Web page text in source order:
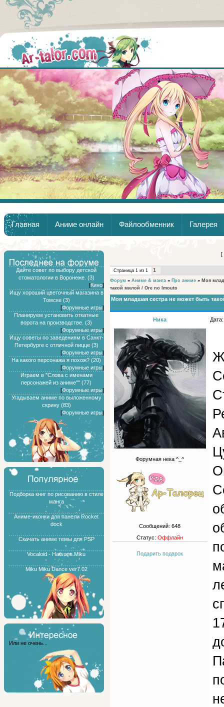
Главная
Аниме
Главная Аниме онлайн Файлообменник Галерея
Дайте совет по выбору детской
стоматологии в Воронеже. (3)
[Кино]
Ищу хороший цветочный магазина в
Томске (3)
[Форумные игры]
Планируем установить откатные
ворота на производстве. (3)
[Форумные игры]
Ищу советы по заведениям в Санкт-
Петербурге с отличной пицце (3)
[Форумные игры]
На какого персонажа я похож? (20)
[Форумные игры]
Играем в "Слова с именами
персонажей из аниме"" (77)
[Форумные игры]
Угадываем аниме по выложенному
скрину (83)
[Форумные игры]
Подборка книг по рисованию в стиле
манга
Аниме-иконки для панели Rocket
dock
Скачать аниме темы для PSP
Vocaloid - Hatsune Miku
Miku Miku Dance ver7.02
Или не очень...
[
Страница 1 из 1 1
Форум » Аниме & манга » Про аниме » Моя
такой милой / Ore no Imouto
Моя младшая сестра не может быть
Ника
Форумная нека ^_^
Сообщений:648
Статус:Оффлайн
Подарить подарок